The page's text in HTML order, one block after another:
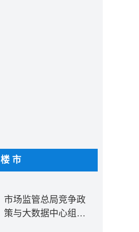
楼市
市场监管总局竞争政
策与大数据中心组建